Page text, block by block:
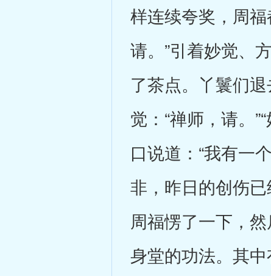
样连续夸奖，周
请。”引着妙觉、
了茶点。丫鬟们
觉：“禅师，请。
口说道：“我有一
非，昨日的创伤
周福愣了一下，
身堂的功法。其